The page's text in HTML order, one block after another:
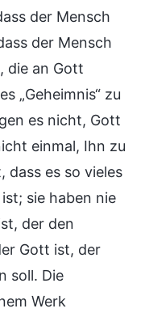
der Mensch
der Mensch
die an Gott
„Geheimnis“ zu
es nicht, Gott
einmal, Ihn zu
dass es so vieles
sie haben nie
der den
Gott ist, der
soll. Die
Werk